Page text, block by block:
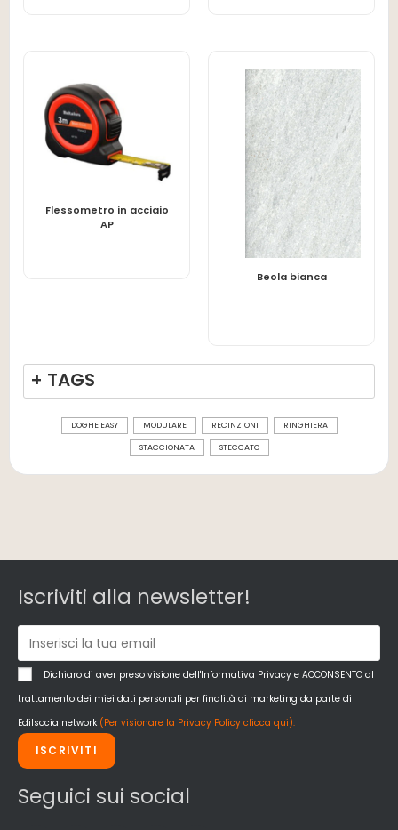
LEGGI TUTTO
Flessometro in acciaio
AP
LEGGI TUTTO
Beola bianca
+ TAGS
DOGHE EASY MODULARE RECINZIONI RINGHIERA
STACCIONATA STECCATO
Iscriviti alla newsletter!
Dichiaro di aver preso visione dell'Informativa Privacy e ACCONSENTO al
trattamento dei miei dati personali per finalità di marketing da parte di
Edilsocialnetwork (Per visionare la Privacy Policy clicca qui).
ISCRIVITI
Seguici sui social